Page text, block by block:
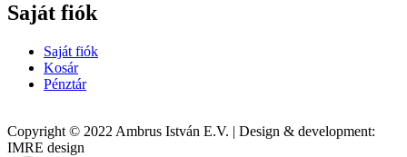
Saját fiók
Saját fiók
Kosár
Pénztár
Copyright © 2022 Ambrus István E.V. | Design & development:
IMRE design